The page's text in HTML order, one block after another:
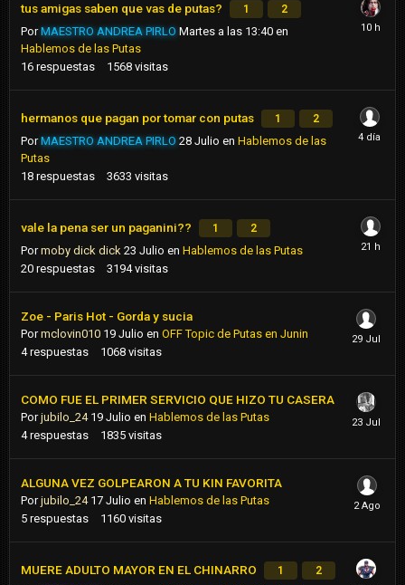
tus amigas saben que vas de putas? 1 2
PorMAESTRO ANDREA PIRLO Martes a las 13:40 en
Hablemos de las Putas
16 respuestas 1568 visitas
hermanos que pagan por tomar con putas 1 2
PorMAESTRO ANDREA PIRLO 28 Julio en Hablemos de las
Putas
18 respuestas 3633 visitas
vale la pena ser un paganini?? 1 2
Pormoby dick dick 23 Julio en Hablemos de las Putas
20 respuestas 3194 visitas
Zoe - Paris Hot - Gorda y sucia
Pormclovin010 19 Julio en OFF Topic de Putas en Junin
4 respuestas 1068 visitas
COMO FUE EL PRIMER SERVICIO QUE HIZO TU CASERA
Porjubilo_24 19 Julio en Hablemos de las Putas
4 respuestas 1835 visitas
ALGUNA VEZ GOLPEARON A TU KIN FAVORITA
Porjubilo_24 17 Julio en Hablemos de las Putas
5 respuestas 1160 visitas
MUERE ADULTO MAYOR EN EL CHINARRO 1 2